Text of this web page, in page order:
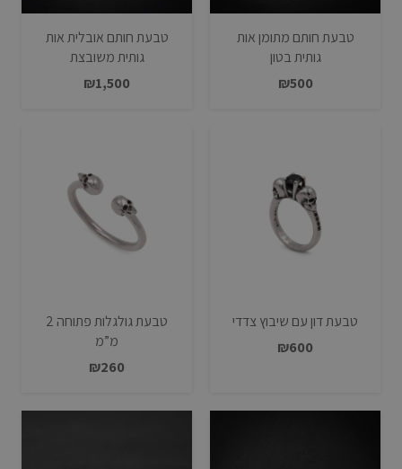
טבעת חותם מתומן אות
גותית בטון
₪500
טבעת חותם אובלית אות
גותית משובצת
₪1,500
טבעת דון עם שיבוץ צדדי
₪600
טבעת גולגלות פתוחה 2
מ”מ
₪260